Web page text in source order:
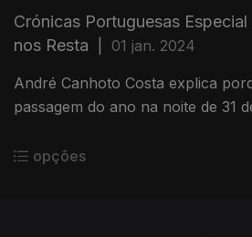
Crónicas Portuguesas
nos Resta
01 jan. 2024
André Canhoto Costa explica
passagem do ano na noite de 31
opções